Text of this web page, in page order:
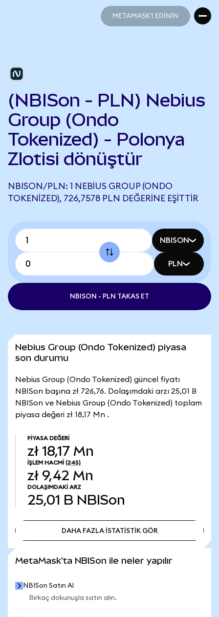
METAMASK'I EDİNİN
(NBISon - PLN) Nebius
Group (Ondo
Tokenized) - Polonya
Zlotisi dönüştür
NBISON/PLN: 1 NEBIUS GROUP (ONDO
TOKENIZED), 726,7578 PLN DEĞERINE EŞITTIR
NBISON
PLN
NBISON - PLN TAKAS ET
Nebius Group (Ondo Tokenized) piyasa
son durumu
Nebius Group (Ondo Tokenized) güncel fiyatı
NBISon başına zł 726,76. Dolaşımdaki arzı 25,01 B
NBISon ve Nebius Group (Ondo Tokenized) toplam
piyasa değeri zł 18,17 Mn .
PIYASA DEĞERI
zł 18,17 Mn
İŞLEM HACMI (24S)
zł 9,42 Mn
DOLAŞIMDAKI ARZ
25,01 B NBISon
DAHA FAZLA İSTATİSTİK GÖR
MetaMask'ta NBISon ile neler yapılır
NBISon Satın Al
Birkaç dokunuşla satın alın.